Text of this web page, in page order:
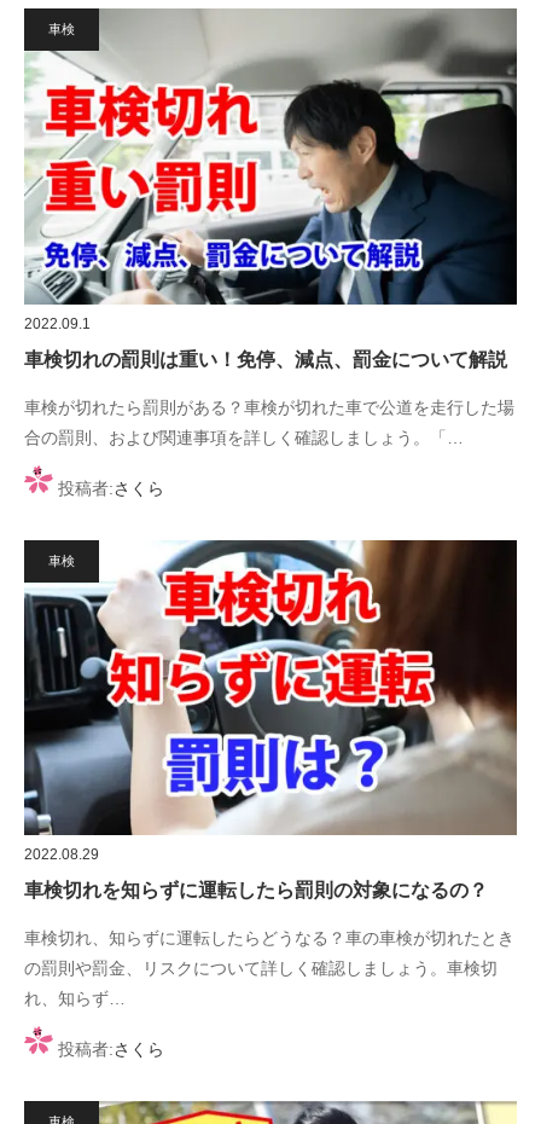
車検
2022.09.1
車検切れの罰則は重い！免停、減点、罰金について解説
車検が切れたら罰則がある？車検が切れた車で公道を走行した場
合の罰則、および関連事項を詳しく確認しましょう。「…
投稿者:さくら
車検
2022.08.29
車検切れを知らずに運転したら罰則の対象になるの？
車検切れ、知らずに運転したらどうなる？車の車検が切れたとき
の罰則や罰金、リスクについて詳しく確認しましょう。車検切
れ、知らず…
投稿者:さくら